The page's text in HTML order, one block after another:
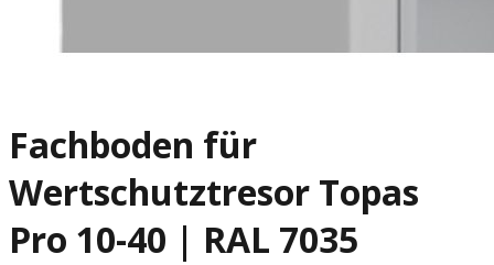
Fachboden für
Wertschutztresor Topas
Pro 10-40 | RAL 7035